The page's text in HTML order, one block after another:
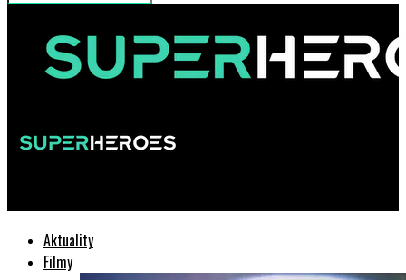
Aktuality
Filmy